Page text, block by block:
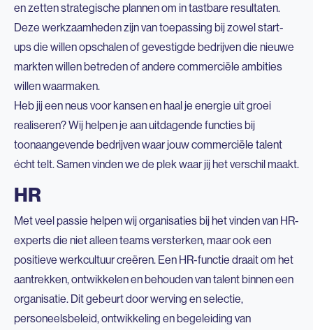
en zetten strategische plannen om in tastbare resultaten.
Deze werkzaamheden zijn van toepassing bij zowel start-
ups die willen opschalen of gevestigde bedrijven die nieuwe
markten willen betreden of andere commerciële ambities
willen waarmaken.
Heb jij een neus voor kansen en haal je energie uit groei
realiseren? Wij helpen je aan uitdagende functies bij
toonaangevende bedrijven waar jouw commerciële talent
écht telt. Samen vinden we de plek waar jij het verschil maakt.
HR
Met veel passie helpen wij organisaties bij het vinden van HR-
experts die niet alleen teams versterken, maar ook een
positieve werkcultuur creëren. Een HR-functie draait om het
aantrekken, ontwikkelen en behouden van talent binnen een
organisatie. Dit gebeurt door werving en selectie,
personeelsbeleid, ontwikkeling en begeleiding van